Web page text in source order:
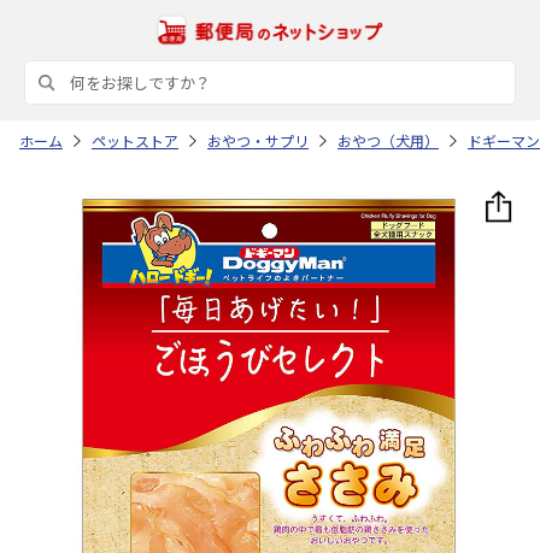
ホーム ペットストア おやつ・サプリ おやつ（犬用） ドギーマ